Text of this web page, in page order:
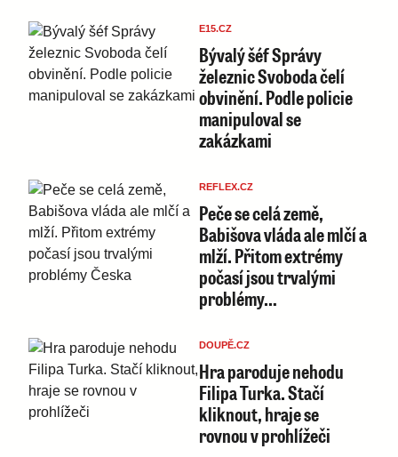
E15.CZ
Bývalý šéf Správy
železnic Svoboda čelí
obvinění. Podle policie
manipuloval se
zakázkami
REFLEX.CZ
Peče se celá země,
Babišova vláda ale mlčí a
mlží. Přitom extrémy
počasí jsou trvalými
problémy…
DOUPĚ.CZ
Hra paroduje nehodu
Filipa Turka. Stačí
kliknout, hraje se
rovnou v prohlížeči